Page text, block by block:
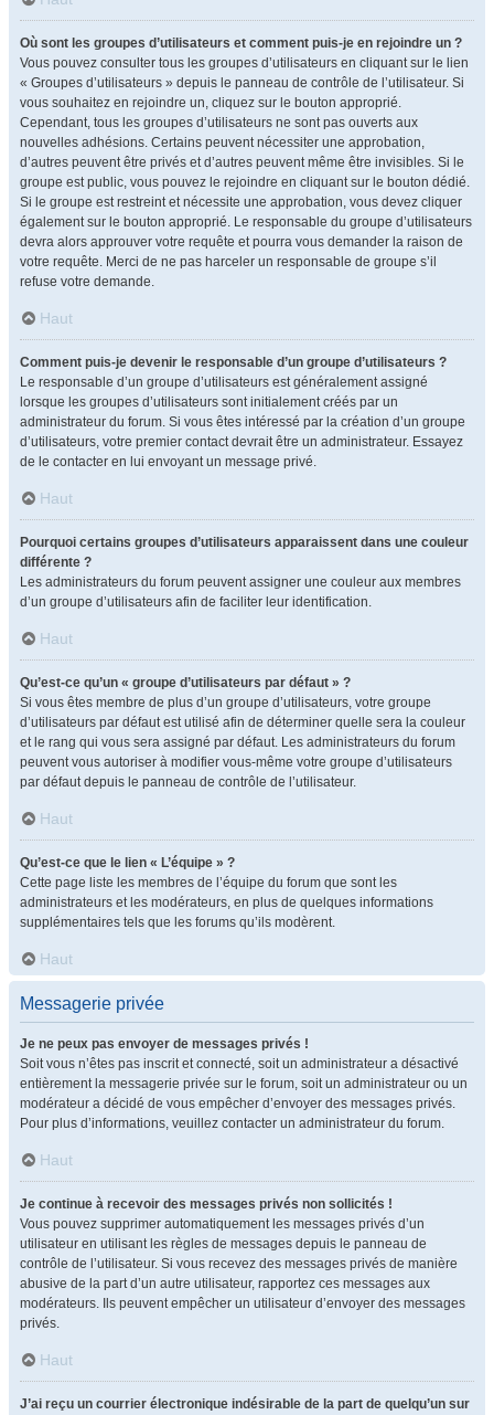
Où sont les groupes d’utilisateurs et comment puis-je en rejoindre un ?
Vous pouvez consulter tous les groupes d’utilisateurs en cliquant sur le lien
« Groupes d’utilisateurs » depuis le panneau de contrôle de l’utilisateur. Si
vous souhaitez en rejoindre un, cliquez sur le bouton approprié.
Cependant, tous les groupes d’utilisateurs ne sont pas ouverts aux
nouvelles adhésions. Certains peuvent nécessiter une approbation,
d’autres peuvent être privés et d’autres peuvent même être invisibles. Si le
groupe est public, vous pouvez le rejoindre en cliquant sur le bouton dédié.
Si le groupe est restreint et nécessite une approbation, vous devez cliquer
également sur le bouton approprié. Le responsable du groupe d’utilisateurs
devra alors approuver votre requête et pourra vous demander la raison de
votre requête. Merci de ne pas harceler un responsable de groupe s’il
refuse votre demande.
Haut
Comment puis-je devenir le responsable d’un groupe d’utilisateurs ?
Le responsable d’un groupe d’utilisateurs est généralement assigné
lorsque les groupes d’utilisateurs sont initialement créés par un
administrateur du forum. Si vous êtes intéressé par la création d’un groupe
d’utilisateurs, votre premier contact devrait être un administrateur. Essayez
de le contacter en lui envoyant un message privé.
Haut
Pourquoi certains groupes d’utilisateurs apparaissent dans une couleur
différente ?
Les administrateurs du forum peuvent assigner une couleur aux membres
d’un groupe d’utilisateurs afin de faciliter leur identification.
Haut
Qu’est-ce qu’un « groupe d’utilisateurs par défaut » ?
Si vous êtes membre de plus d’un groupe d’utilisateurs, votre groupe
d’utilisateurs par défaut est utilisé afin de déterminer quelle sera la couleur
et le rang qui vous sera assigné par défaut. Les administrateurs du forum
peuvent vous autoriser à modifier vous-même votre groupe d’utilisateurs
par défaut depuis le panneau de contrôle de l’utilisateur.
Haut
Qu’est-ce que le lien « L’équipe » ?
Cette page liste les membres de l’équipe du forum que sont les
administrateurs et les modérateurs, en plus de quelques informations
supplémentaires tels que les forums qu’ils modèrent.
Haut
Messagerie privée
Je ne peux pas envoyer de messages privés !
Soit vous n’êtes pas inscrit et connecté, soit un administrateur a désactivé
entièrement la messagerie privée sur le forum, soit un administrateur ou un
modérateur a décidé de vous empêcher d’envoyer des messages privés.
Pour plus d’informations, veuillez contacter un administrateur du forum.
Haut
Je continue à recevoir des messages privés non sollicités !
Vous pouvez supprimer automatiquement les messages privés d’un
utilisateur en utilisant les règles de messages depuis le panneau de
contrôle de l’utilisateur. Si vous recevez des messages privés de manière
abusive de la part d’un autre utilisateur, rapportez ces messages aux
modérateurs. Ils peuvent empêcher un utilisateur d’envoyer des messages
privés.
Haut
J’ai reçu un courrier électronique indésirable de la part de quelqu’un sur